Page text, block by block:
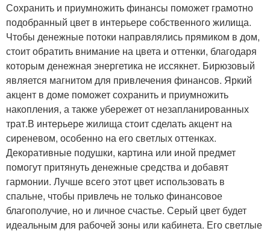
Сохранить и приумножить финансы поможет грамотно
подобранный цвет в интерьере собственного жилища.
Чтобы денежные потоки направлялись прямиком в дом,
стоит обратить внимание на цвета и оттенки, благодаря
которым денежная энергетика не иссякнет. Бирюзовый
является магнитом для привлечения финансов. Яркий
акцент в доме поможет сохранить и приумножить
накопления, а также убережет от незапланированных
трат.В интерьере жилища стоит сделать акцент на
сиреневом, особенно на его светлых оттенках.
Декоративные подушки, картина или иной предмет
помогут притянуть денежные средства и добавят
гармонии. Лучше всего этот цвет использовать в
спальне, чтобы привлечь не только финансовое
благополучие, но и личное счастье. Серый цвет будет
идеальным для рабочей зоны или кабинета. Его светлые